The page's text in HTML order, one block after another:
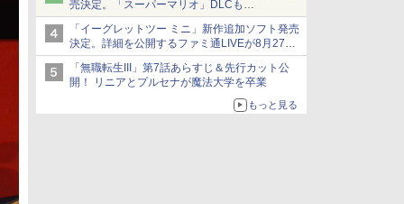
型チーズバーガー
売決定。「スーパーマリオ」DLCも
Switch版からのアップグレードも可能に
「イーグレットツー ミニ」新作追加ソフト発売
決定。詳細を公開するファミ通LIVEが8月27日
20時から配信
シリーズ累計100タイトルへ
「無職転生III」第7話あらすじ＆先行カット公
開！ リニアとプルセナが魔法大学を卒業
もっと見る